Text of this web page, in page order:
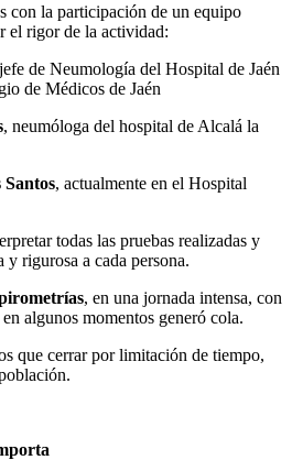
con la participación de un equipo
el rigor de la actividad:
de Neumología del Hospital de Jaén
de Médicos de Jaén
, neumóloga del hospital de Alcalá la
, actualmente en el Hospital
todas las pruebas realizadas y
rigurosa a cada persona.
, en una jornada intensa, con
algunos momentos generó cola.
que cerrar por limitación de tiempo,